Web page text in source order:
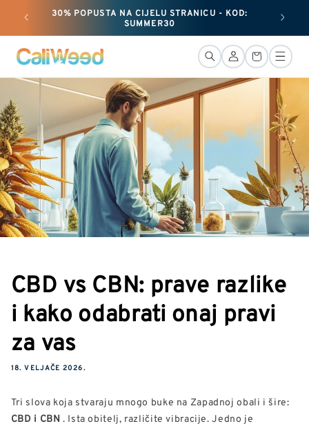
preskoči
sadržaj
30% POPUSTA NA CIJELU STRANICU - KOD:
SUMMER30 + 50
VezaKošara
CBD vs CBN: prave razlike
i kako odabrati onaj pravi
za vas
18. VELJAČE 2026.
Tri slova koja stvaraju mnogo buke na Zapadnoj obali i šire:
CBD i CBN . Ista obitelj, različite vibracije. Jedno je